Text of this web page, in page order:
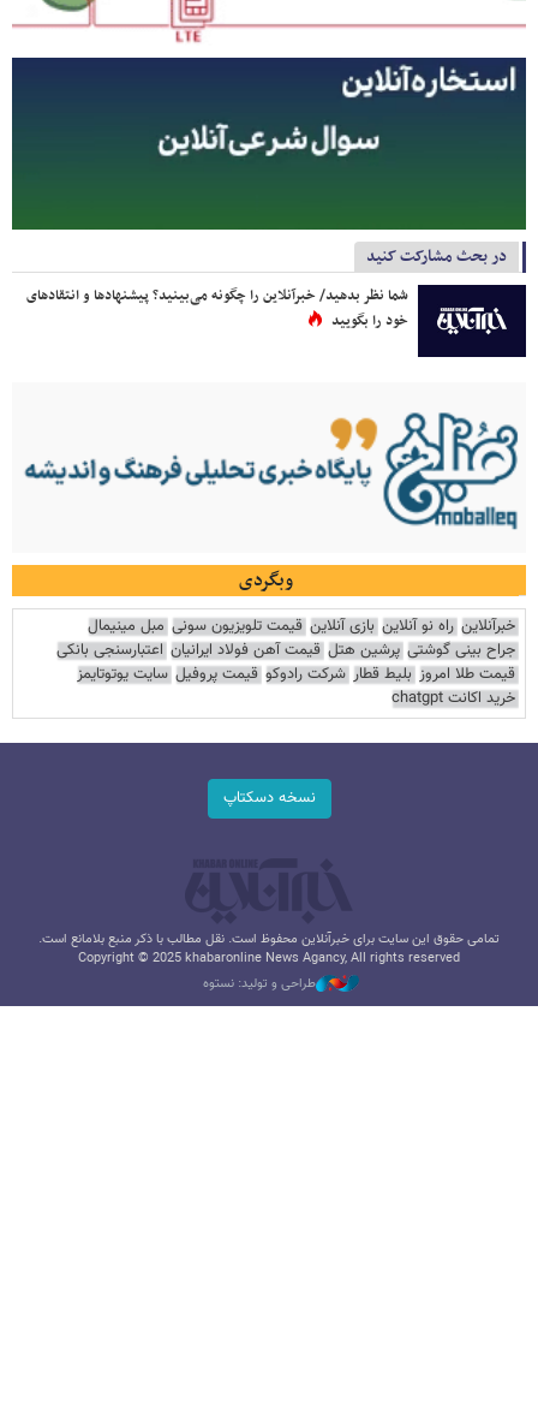
در بحث مشارکت کنید
شما نظر بدهید/ خبرآنلاین را چگونه می‌بینید؟ پیشنهادها و انتقادهای
خود را بگویید
وبگردی
خبرآنلاین راه نو آنلاین بازی آنلاین قیمت تلویزیون سونی مبل مینیمال
جراح بینی گوشتی پرشین هتل قیمت آهن فولاد ایرانیان اعتبارسنجی بانکی
قیمت طلا امروز بلیط قطار شرکت رادوکو قیمت پروفیل سایت یوتوتایمز
خرید اکانت chatgpt
نسخه دسکتاپ
تمامی حقوق این سایت برای خبرآنلاین محفوظ است. نقل مطالب با ذکر منبع بلامانع است.
Copyright © 2025 khabaronline News Agancy, All rights reserved
طراحی و تولید: نستوه